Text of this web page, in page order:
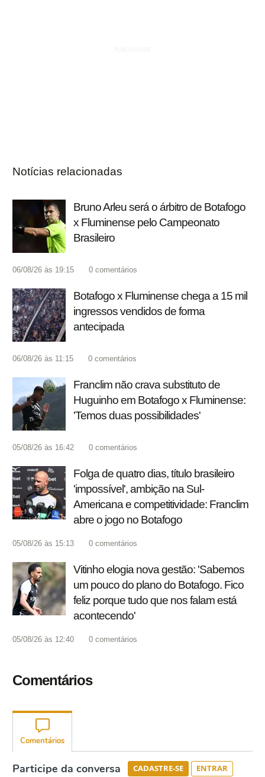
Notícias relacionadas
Bruno Arleu será o árbitro de Botafogo
x Fluminense pelo Campeonato
Brasileiro
06/08/26 às 19:15 0 comentários
Botafogo x Fluminense chega a 15 mil
ingressos vendidos de forma
antecipada
06/08/26 às 11:15 0 comentários
Franclim não crava substituto de
Huguinho em Botafogo x Fluminense:
'Temos duas possibilidades'
05/08/26 às 16:42 0 comentários
Folga de quatro dias, título brasileiro
'impossível', ambição na Sul-
Americana e competitividade: Franclim
abre o jogo no Botafogo
05/08/26 às 15:13 0 comentários
Vitinho elogia nova gestão: 'Sabemos
um pouco do plano do Botafogo. Fico
feliz porque tudo que nos falam está
acontecendo'
05/08/26 às 12:40 0 comentários
Comentários